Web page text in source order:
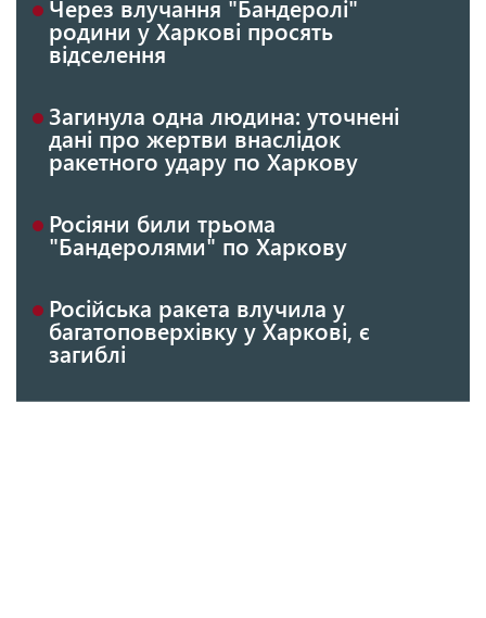
Через влучання "Бандеролі"
родини у Харкові просять
відселення
Загинула одна людина: уточнені
дані про жертви внаслідок
ракетного удару по Харкову
Росіяни били трьома
"Бандеролями" по Харкову
Російська ракета влучила у
багатоповерхівку у Харкові, є
загиблі